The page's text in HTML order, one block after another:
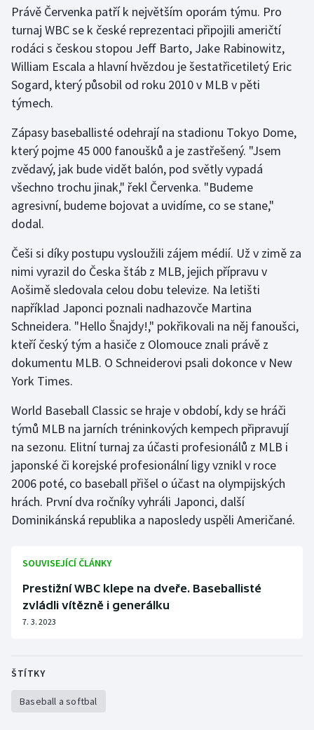
Právě Červenka patří k největším oporám týmu. Pro
turnaj WBC se k české reprezentaci připojili američtí
rodáci s českou stopou Jeff Barto, Jake Rabinowitz,
William Escala a hlavní hvězdou je šestatřicetiletý Eric
Sogard, který působil od roku 2010 v MLB v pěti
týmech.
Zápasy baseballisté odehrají na stadionu Tokyo Dome,
který pojme 45 000 fanoušků a je zastřešený. "Jsem
zvědavý, jak bude vidět balón, pod světly vypadá
všechno trochu jinak," řekl Červenka. "Budeme
agresivní, budeme bojovat a uvidíme, co se stane,"
dodal.
Češi si díky postupu vysloužili zájem médií. Už v zimě za
nimi vyrazil do Česka štáb z MLB, jejich přípravu v
Aošimě sledovala celou dobu televize. Na letišti
například Japonci poznali nadhazovče Martina
Schneidera. "Hello Šnajdy!," pokřikovali na něj fanoušci,
kteří český tým a hasiče z Olomouce znali právě z
dokumentu MLB. O Schneiderovi psali dokonce v New
York Times.
World Baseball Classic se hraje v období, kdy se hráči
týmů MLB na jarních tréninkových kempech připravují
na sezonu. Elitní turnaj za účasti profesionálů z MLB i
japonské či korejské profesionální ligy vznikl v roce
2006 poté, co baseball přišel o účast na olympijských
hrách. První dva ročníky vyhráli Japonci, další
Dominikánská republika a naposledy uspěli Američané.
SOUVISEJÍCÍ ČLÁNKY
Prestižní WBC klepe na dveře. Baseballisté
zvládli vítězně i generálku
7. 3. 2023
ŠTÍTKY
Baseball a softbal